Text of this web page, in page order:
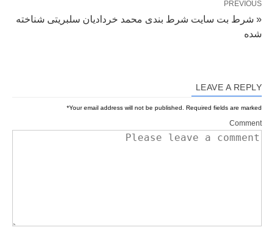
PREVIOUS
« شرط بت سایت شرط بندی محمد خردادیان سلبریتی شناخته
شده
LEAVE A REPLY
Your email address will not be published. Required fields are marked
*
Comment